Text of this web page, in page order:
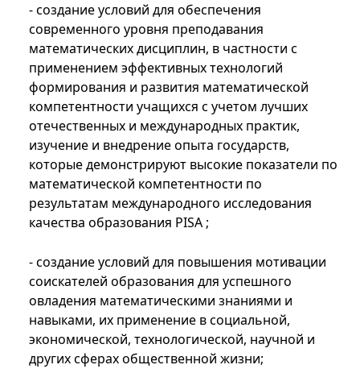
- создание условий для обеспечения
современного уровня преподавания
математических дисциплин, в частности с
применением эффективных технологий
формирования и развития математической
компетентности учащихся с учетом лучших
отечественных и международных практик,
изучение и внедрение опыта государств,
которые демонстрируют высокие показатели по
математической компетентности по
результатам международного исследования
качества образования PISA ;
- создание условий для повышения мотивации
соискателей образования для успешного
овладения математическими знаниями и
навыками, их применение в социальной,
экономической, технологической, научной и
других сферах общественной жизни;